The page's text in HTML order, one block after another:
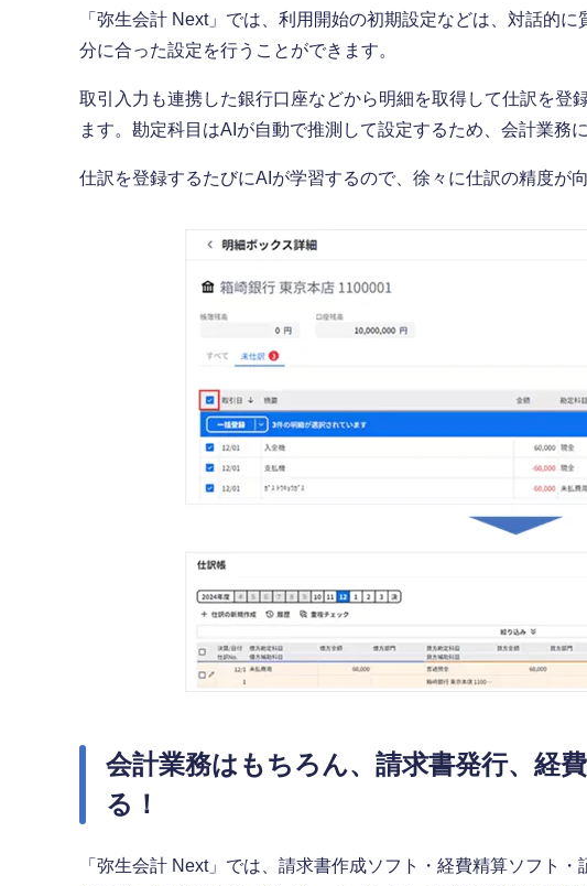
「弥生会計 Next」では、利用開始の初期設定などは、対話的
分に合った設定を行うことができます。
取引入力も連携した銀行口座などから明細を取得して仕訳を登
ます。勘定科目はAIが自動で推測して設定するため、会計業務
仕訳を登録するたびにAIが学習するので、徐々に仕訳の精度が
会計業務はもちろん、請求書発行、経
る！
「弥生会計 Next」では、請求書作成ソフト・経費精算ソフト